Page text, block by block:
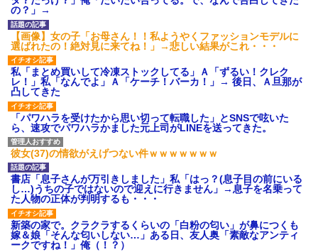
の？」→
【画像】女の子「お母さん！！私ようやくファッションモデルに
選ばれたの！絶対見に来てね！」→悲しい結果がこれ・・・
私「まとめ買いして冷凍ストックしてる」Ａ「ずるい！クレク
レ！」私「なんでよ」Ａ「ケーチ！バーカ！」→ 後日、Ａ旦那が
凸してきた
「パワハラを受けたから思い切って転職した」とSNSで呟いた
ら、速攻でパワハラかました元上司がLINEを送ってきた。
彼女(37)の情欲がえげつない件ｗｗｗｗｗｗｗ
書店「息子さんが万引きしました」私「はっ？(息子目の前にいる
し…)うちの子ではないので迎えに行きません」→息子を名乗って
た人物の正体が判明するも・・・
新築の家で。クラクラするくらいの「白粉の匂い」が鼻につくも
嫁＆娘「そんな匂いしない…」ある日、友人奥「素敵なアンティ
ークですね！」俺（！？）